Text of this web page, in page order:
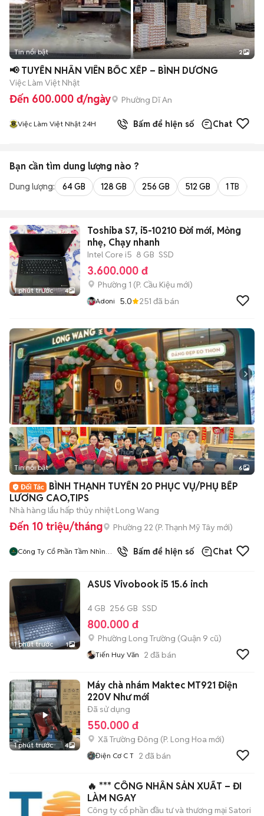
Tin nổi bật 2
📢 TUYỂN NHÂN VIÊN BỐC XẾP – BÌNH DƯƠNG
Việc Làm Việt Nhật
Đến 600.000 đ/ngày Phường Dĩ An
Việc Làm Việt Nhật 24H Bấm để hiện số Chat
Bạn cần tìm dung lượng nào ?
Dung lượng: 64 GB 128 GB 256 GB 512 GB 1 TB
1 phút trước 4
Toshiba S7, i5-10210 Đời mới, Mỏng
nhẹ, Chạy nhanh
Intel Core i5 8 GB SSD
3.600.000 đ
Phường 1 (P. Cầu Kiệu mới)
Adoni 5.0 251 đã bán
+2
Tin nổi bật 6
BÌNH THẠNH TUYỂN 20 PHỤC VỤ/PHỤ BẾP
LƯƠNG CAO,TIPS
Nhà hàng lẩu hấp thủy nhiệt Long Wang
Đến 10 triệu/tháng Phường 22 (P. Thạnh Mỹ Tây mới)
Công Ty Cổ Phần Tầm Nhìn
Bấm để hiện số Chat
1 phút trước 1
ASUS Vivobook i5 15.6 inch
4 GB 256 GB SSD
800.000 đ
Phường Long Trường (Quận 9 cũ)
Tiến Huy Văn 2 đã bán
1 phút trước 4
Máy chà nhám Maktec MT921 Điện
220V Như mới
Đã sử dụng
550.000 đ
Xã Trường Đông (P. Long Hoa mới)
Điện Cơ C T 2 đã bán
🔥 *** CÔNG NHÂN SẢN XUẤT – ĐI
LÀM NGAY
Công ty cổ phần đầu tư và thương mại Satori